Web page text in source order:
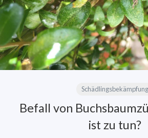
Schädlingsbekämpfung
Befall von
ist zu tun?